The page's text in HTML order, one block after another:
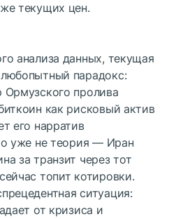
текущих цен.
анализа данных, текущая
парадокс:
Ормузского пролива
как рисковый актив
его нарратив
уже не теория — Иран
за транзит через тот
топит котировки.
ситуация:
от кризиса и